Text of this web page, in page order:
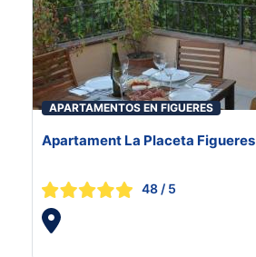
APARTAMENTOS EN FIGUERES
Apartament La Placeta Figueres
48 / 5